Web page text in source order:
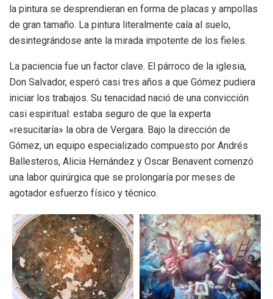
la pintura se desprendieran en forma de placas y ampollas
de gran tamaño. La pintura literalmente caía al suelo,
desintegrándose ante la mirada impotente de los fieles.
La paciencia fue un factor clave. El párroco de la iglesia,
Don Salvador, esperó casi tres años a que Gómez pudiera
iniciar los trabajos. Su tenacidad nació de una convicción
casi espiritual: estaba seguro de que la experta
«resucitaría» la obra de Vergara. Bajo la dirección de
Gómez, un equipo especializado compuesto por Andrés
Ballesteros, Alicia Hernández y Oscar Benavent comenzó
una labor quirúrgica que se prolongaría por meses de
agotador esfuerzo físico y técnico.